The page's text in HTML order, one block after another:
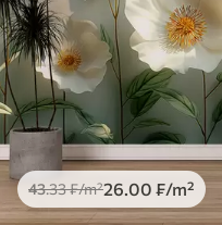
43.33₣/m²26 .00 ₣/m²